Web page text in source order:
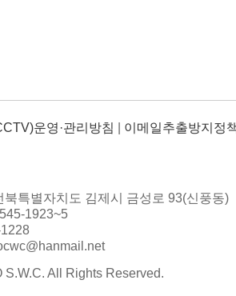
운영·관리방침 이메일추출방지정
북특별자치도 김제시 금성로 93(신풍동)
1923~5
All Rights Reserved.